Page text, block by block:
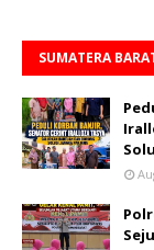
SUMATERA